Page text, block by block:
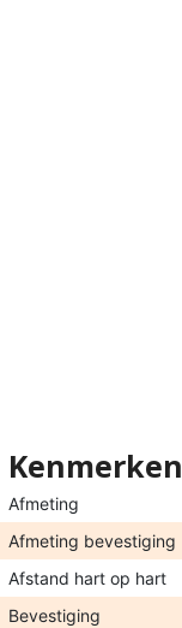
Kenmerken
Afmeting
Afmeting bevestiging
Afstand hart op hart
Bevestiging